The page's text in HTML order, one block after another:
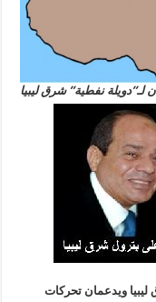
نفطية” شرق ليبيا
ويدعمان تحركات